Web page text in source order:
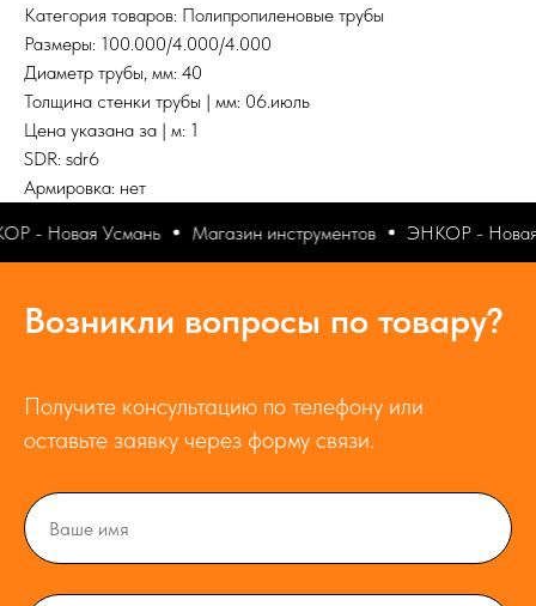
Категория товаров: Полипропиленовые трубы
Размеры: 100.000/4.000/4.000
Диаметр трубы, мм: 40
Толщина стенки трубы | мм: 06.июль
Цена указана за | м: 1
SDR: sdr6
Армировка: нет
- Новая Усмань
Магазин инструментов ЭНКОР - Новая
Возникли вопросы по товару?
Получите консультацию по телефону или
оставьте заявку через форму связи.